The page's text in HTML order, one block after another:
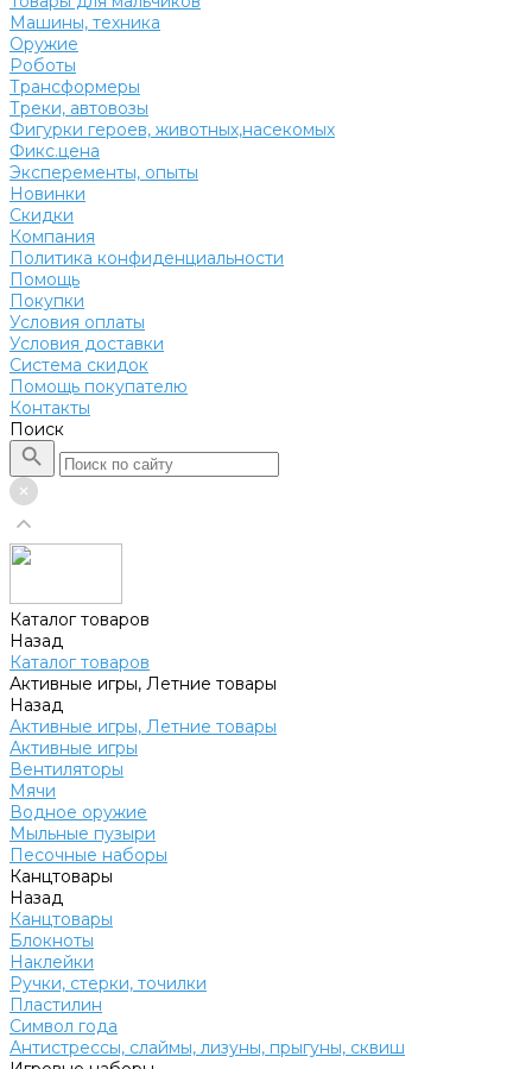
Машины, техника
Оружие
Роботы
Трансформеры
Треки, автовозы
Фигурки героев, животных,насекомых
Фикс.цена
Эксперементы, опыты
Новинки
Скидки
Компания
Политика конфиденциальности
Помощь
Покупки
Условия оплаты
Условия доставки
Система скидок
Помощь покупателю
Контакты
Поиск
Каталог товаров
Назад
Каталог товаров
Активные игры, Летние товары
Назад
Активные игры, Летние товары
Активные игры
Вентиляторы
Мячи
Водное оружие
Мыльные пузыри
Песочные наборы
Канцтовары
Назад
Канцтовары
Блокноты
Наклейки
Ручки, стерки, точилки
Пластилин
Символ года
Антистрессы, слаймы, лизуны, прыгуны, сквиш